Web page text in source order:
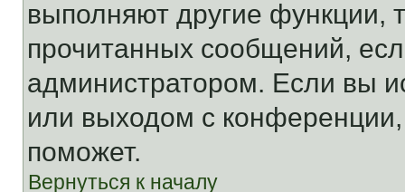
выполняют другие функции,
прочитанных сообщений,
администратором. Если вы
или выходом с
поможет.
Вернуться к началу